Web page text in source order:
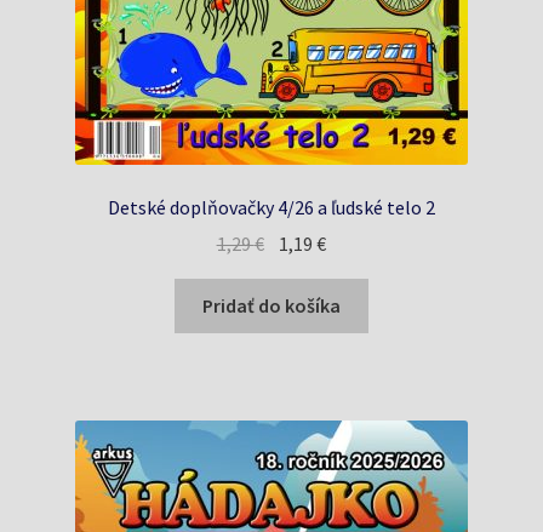
Detské doplňovačky 4/26 a ľudské telo 2
1,29€ Pôvodná
cena
bola:
1,29 €.
1,19€Aktuálna
cena
je:
1,19 €.
Pridať do košíka